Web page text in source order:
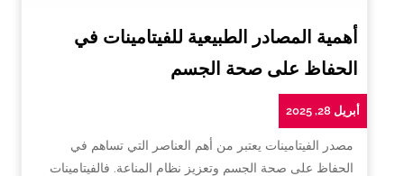
أهمية المصادر الطبيعية للفيتامينات في
الحفاظ على صحة الجسم
أبريل 28, 2025
مصدر الفيتامينات يعتبر من أهم العناصر التي تساهم في
الحفاظ على صحة الجسم وتعزيز نظام المناعة. فالفيتامينات